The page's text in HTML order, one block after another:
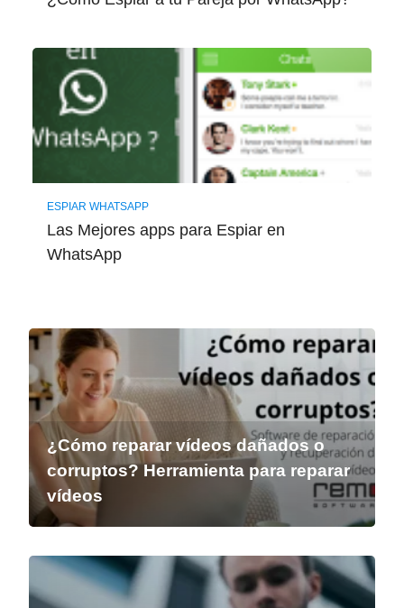
ESPIAR WHATSAPP
Las Mejores apps para Espiar en
WhatsApp
¿Cómo reparar vídeos dañados o
corruptos? Herramienta para reparar
vídeos